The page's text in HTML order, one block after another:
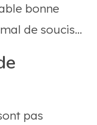
bonne
de soucis…
pas